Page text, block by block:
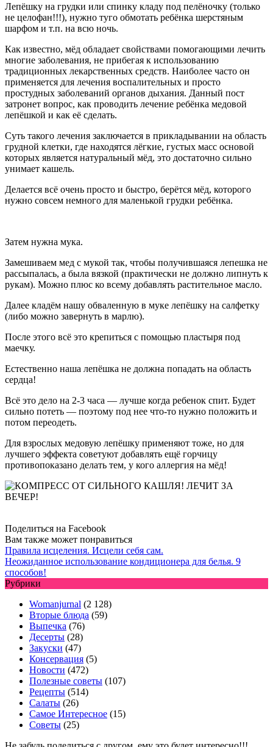
Лепёшку на грудки или спинку кладу под пелёночку (только
не целофан!!!), нужно туго обмотать ребёнка шерстяным
шарфом и т.п. на всю ночь.
Как известно, мёд обладает свойствами помогающими лечить
многие заболевания, не прибегая к использованию
традиционных лекарственных средств. Наиболее часто он
применяется для лечения воспалительных и просто
простудных заболеваний органов дыхания. Данный пост
затронет вопрос, как проводить лечение ребёнка медовой
лепёшкой и как её сделать.
Суть такого лечения заключается в прикладывании на область
грудной клетки, где находятся лёгкие, густых масс основой
которых является натуральный мёд, это достаточно сильно
унимает кашель.
Делается всё очень просто и быстро, берётся мёд, которого
нужно совсем немного для маленькой грудки ребёнка.
Затем нужна мука.
Замешиваем мед с мукой так, чтобы получившаяся лепешка не
рассыпалась, а была вязкой (практически не должно липнуть к
рукам). Можно плюс ко всему добавлять растительное масло.
Далее кладём нашу обваленную в муке лепёшку на салфетку
(либо можно завернуть в марлю).
После этого всё это крепиться с помощью пластыря под
маечку.
Естественно наша лепёшка не должна попадать на область
сердца!
Всё это дело на 2-3 часа — лучше когда ребенок спит. Будет
сильно потеть — поэтому под нее что-то нужно положить и
потом переодеть.
Для взрослых медовую лепёшку применяют тоже, но для
лучшего эффекта советуют добавлять ещё горчицу
противопоказано делать тем, у кого аллергия на мёд!
Поделиться на Facebook
Вам также может понравиться
Правила исцеления. Исцели себя сам.
Неожиданное использование кондиционера для белья. 9
способов!
Рубрики
Womanjurnal (2 128)
Вторые блюда (59)
Выпечка (76)
Десерты (28)
Закуски (47)
Консервация (5)
Новости (472)
Полезные советы (107)
Рецепты (514)
Салаты (26)
Самое Интересное (15)
Советы (25)